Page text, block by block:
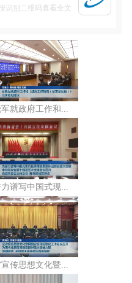
行
就政府工作和...
谱写中国式现...
传思想文化暨...
识别二维码查看全文